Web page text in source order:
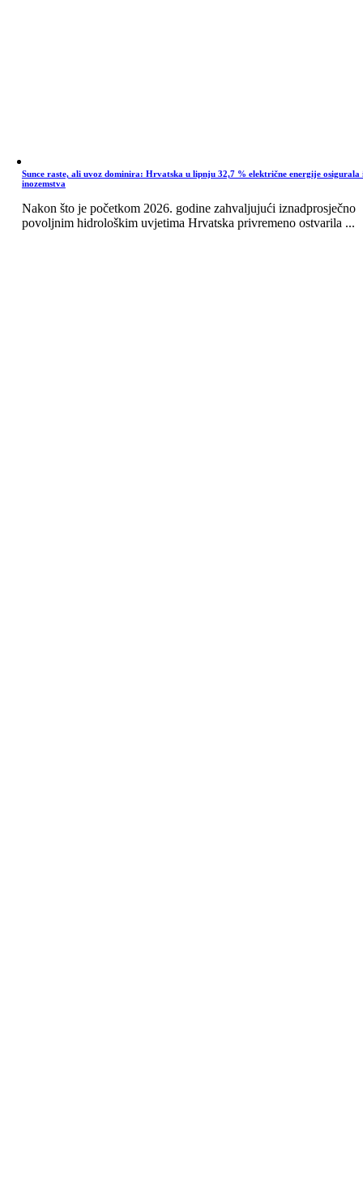
Sunce raste, ali uvoz dominira: Hrvatska u lipnju 32,7 % električne energije osigurala
inozemstva
Nakon što je početkom 2026. godine zahvaljujući iznadprosječno
povoljnim hidrološkim uvjetima Hrvatska privremeno ostvarila ...